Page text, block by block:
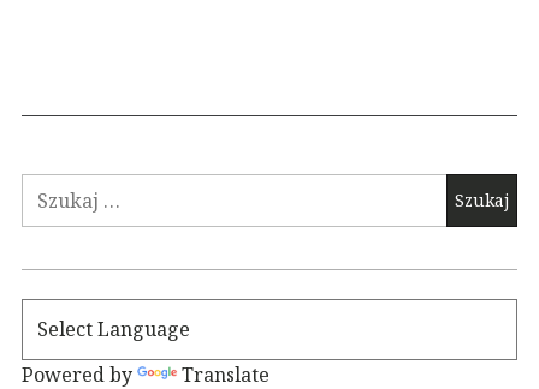
Szukaj:
Powered by Translate